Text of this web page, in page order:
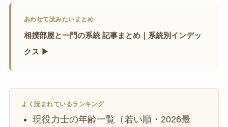
あわせて読みたいまとめ
相撲部屋と一門の系統 記事まとめ｜系統別インデッ
クス ▶
よく読まれているランキング
現役力士の年齢一覧（若い順・2026最